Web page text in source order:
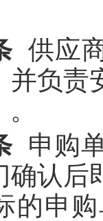
供应
并负责
申购单
确认后
的申